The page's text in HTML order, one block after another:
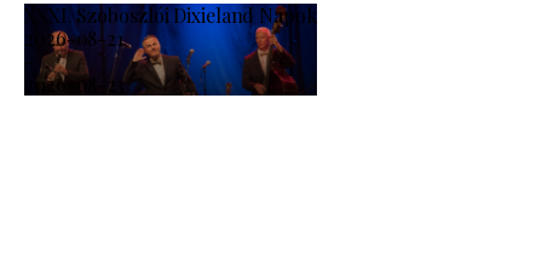
XXXI. Szoboszlói Dixieland Napok
2026-08-21
-
2026-08-23